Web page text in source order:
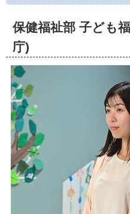
保健福祉部 子ども
庁)